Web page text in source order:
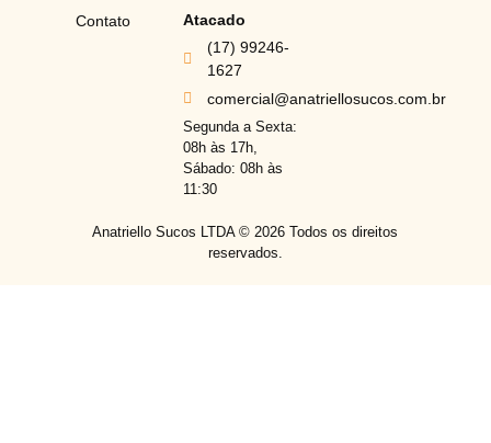
Contato
Atacado
(17) 99246-
1627
comercial@anatriellosucos.com.br
Segunda a Sexta:
08h às 17h,
Sábado: 08h às
11:30
Anatriello Sucos LTDA © 2026 Todos os direitos
reservados.